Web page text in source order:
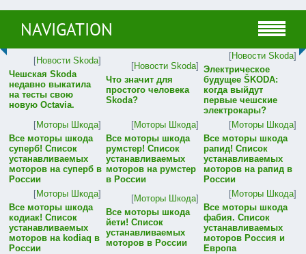
NAVIGATION
[Новости Skoda]
Чешская Skoda
недавно выкатила
на тесты свою
новую Octavia.
[Новости Skoda]
Что значит для
простого человека
Skoda?
[Новости Skoda]
Электрическое
будущее ŠKODA:
когда выйдут
первые чешские
электрокары?
[Моторы Шкода]
Все моторы шкода
суперб! Список
устанавливаемых
моторов на суперб в
России
[Моторы Шкода]
Все моторы шкода
румстер! Список
устанавливаемых
моторов на румстер
в России
[Моторы Шкода]
Все моторы шкода
рапид! Список
устанавливаемых
моторов на рапид в
России
[Моторы Шкода]
Все моторы шкода
кодиак! Список
устанавливаемых
моторов на kodiaq в
России
[Моторы Шкода]
Все моторы шкода
йети! Список
устанавливаемых
моторов в России
[Моторы Шкода]
Все моторы шкода
фабия. Список
устанавливаемых
моторов Россия и
Европа